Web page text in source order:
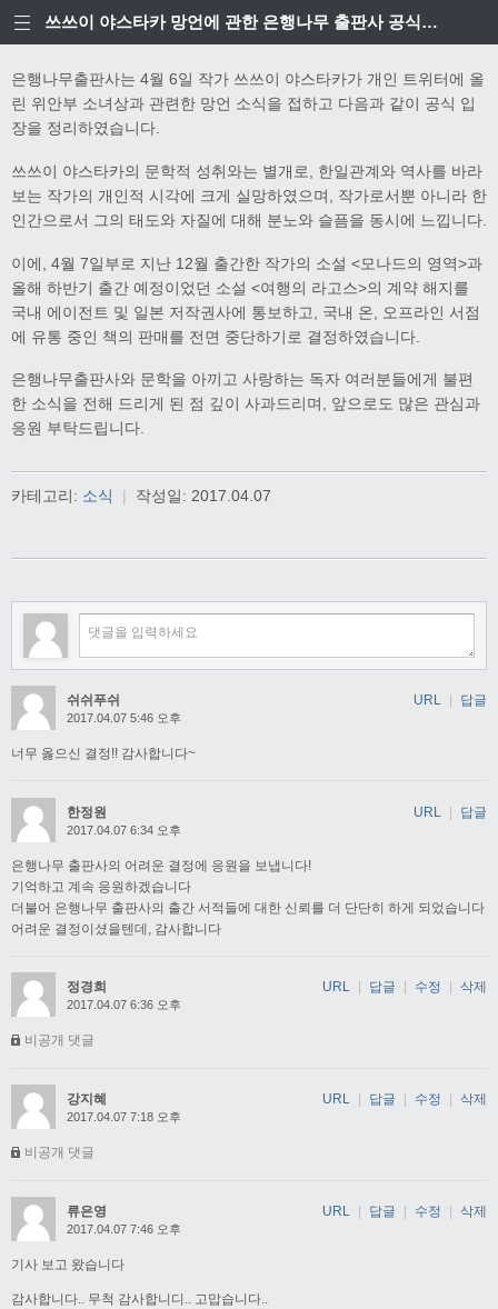
쓰쓰이 야스타카 망언에 관한 은행나무 출판사 공식입장
은행나무출판사는 4월 6일 작가 쓰쓰이 야스타카가 개인 트위터에 올
린 위안부 소녀상과 관련한 망언 소식을 접하고 다음과 같이 공식 입
장을 정리하였습니다.
쓰쓰이 야스타카의 문학적 성취와는 별개로, 한일관계와 역사를 바라
보는 작가의 개인적 시각에 크게 실망하였으며, 작가로서뿐 아니라 한
인간으로서 그의 태도와 자질에 대해 분노와 슬픔을 동시에 느낍니다.
이에, 4월 7일부로 지난 12월 출간한 작가의 소설 <모나드의 영역>과
올해 하반기 출간 예정이었던 소설 <여행의 라고스>의 계약 해지를
국내 에이전트 및 일본 저작권사에 통보하고, 국내 온, 오프라인 서점
에 유통 중인 책의 판매를 전면 중단하기로 결정하였습니다.
은행나무출판사와 문학을 아끼고 사랑하는 독자 여러분들에게 불편
한 소식을 전해 드리게 된 점 깊이 사과드리며, 앞으로도 많은 관심과
응원 부탁드립니다.
카테고리: 소식 | 작성일: 2017.04.07
쉬쉬푸쉬
2017.04.07 5:46 오후
너무 옳으신 결정!! 감사합니다~
URL | 답글
한정원
2017.04.07 6:34 오후
은행나무 출판사의 어려운 결정에 응원을 보냅니다!
기억하고 계속 응원하겠습니다
더불어 은행나무 출판사의 출간 서적들에 대한 신뢰를 더 단단히 하게 되었습니다
어려운 결정이셨을텐데, 감사합니다
URL | 답글
정경희
2017.04.07 6:36 오후
비공개 댓글
URL 답글 수정 삭제
강지혜
2017.04.07 7:18 오후
비공개 댓글
URL 답글 수정 삭제
류은영
2017.04.07 7:46 오후
기사 보고 왔습니다
감사합니다.. 무척 감사합니디.. 고맙습니다..
URL 답글 수정 삭제